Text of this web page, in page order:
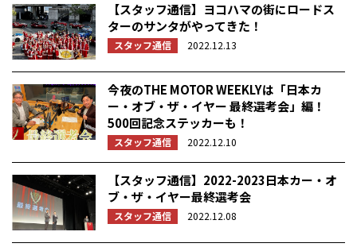
【スタッフ通信】ヨコハマの街にロードス
ターのサンタがやってきた！
スタッフ通信 2022.12.13
今夜のTHE MOTOR WEEKLYは「日本カ
ー・オブ・ザ・イヤー 最終選考会」編！
500回記念ステッカーも！
スタッフ通信 2022.12.10
【スタッフ通信】2022-2023日本カー・オ
ブ・ザ・イヤー最終選考会
スタッフ通信 2022.12.08